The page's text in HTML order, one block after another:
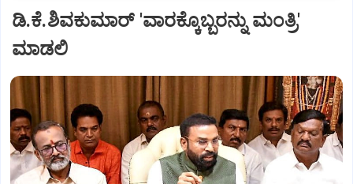
ಡಿ.ಕೆ.ಶಿವಕುಮಾರ್ 'ವಾರಕ್ಕೊಬ್ಬರನ್ನು ಮಂತ್ರಿ'
ಮಾಡಲಿ